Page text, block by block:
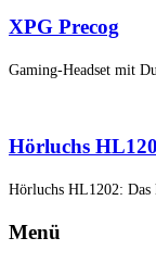
XPG Precog
Gaming-Headset mit
Hörluchs
Hörluchs HL1202: Das
Menü